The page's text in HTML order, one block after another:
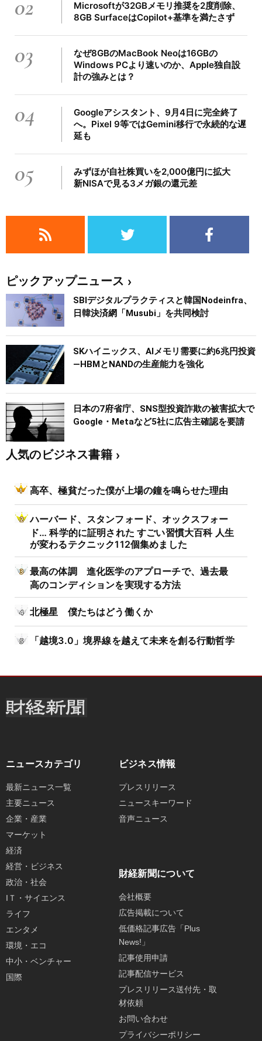
02
Microsoftが32GBメモリ推奨を2度削除、
8GB SurfaceはCopilot+基準を満たさず
03
なぜ8GBのMacBook Neoは16GBの
Windows PCより速いのか、Apple独自設
計の強みとは？
04
Googleアシスタント、9月4日に完全終了
へ。Pixel 9等ではGemini移行で永続的な遅
延も
05
みずほが自社株買いを2,000億円に拡大
新NISAで見る3メガ銀の還元差
ピックアップニュース
SBIデジタルプラクティスと韓国Nodeinfra、
日韓決済網「Musubi」を共同検討
SKハイニックス、AIメモリ需要に約6兆円投資
―HBMとNANDの生産能力を強化
日本の7府省庁、SNS型投資詐欺の被害拡大で
Google・Metaなど5社に広告主確認を要請
人気のビジネス書籍
高卒、極貧だった僕が上場の鐘を鳴らせた理由
ハーバード、スタンフォード、オックスフォー
ド… 科学的に証明された すごい習慣大百科 人生
が変わるテクニック112個集めました
最高の体調 進化医学のアプローチで、過去最
高のコンディションを実現する方法
北極星 僕たちはどう働くか
「越境3.0」境界線を越えて未来を創る行動哲学
ニュースカテゴリ
最新ニュース一覧
主要ニュース
企業・産業
マーケット
経済
経営・ビジネス
政治・社会
IＴ・サイエンス
ライフ
エンタメ
環境・エコ
中小・ベンチャー
国際
ビジネス情報
プレスリリース
ニュースキーワード
音声ニュース
財経新聞について
会社概要
広告掲載について
低価格記事広告「Plus
News!」
記事使用申請
記事配信サービス
プレスリリース送付先・取
材依頼
お問い合わせ
プライバシーポリシー